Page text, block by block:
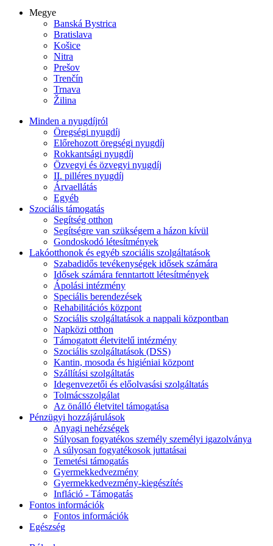
Megye
Banská Bystrica
Bratislava
Košice
Nitra
Prešov
Trenčín
Trnava
Žilina
Minden a nyugdíjról
Öregségi nyugdíj
Előrehozott öregségi nyugdíj
Rokkantsági nyugdíj
Özvegyi és özvegyi nyugdíj
II. pilléres nyugdíj
Árvaellátás
Egyéb
Szociális támogatás
Segítség otthon
Segítségre van szükségem a házon kívül
Gondoskodó létesítmények
Lakóotthonok és egyéb szociális szolgáltatások
Szabadidős tevékenységek idősek számára
Idősek számára fenntartott létesítmények
Ápolási intézmény
Speciális berendezések
Rehabilitációs központ
Szociális szolgáltatások a nappali központban
Napközi otthon
Támogatott életvitelű intézmény
Szociális szolgáltatások (DSS)
Kantin, mosoda és higiéniai központ
Szállítási szolgáltatás
Idegenvezetői és előolvasási szolgáltatás
Tolmácsszolgálat
Az önálló életvitel támogatása
Pénzügyi hozzájárulások
Anyagi nehézségek
Súlyosan fogyatékos személy személyi igazolványa
A súlyosan fogyatékosok juttatásai
Temetési támogatás
Gyermekkedvezmény
Gyermekkedvezmény-kiegészítés
Infláció - Támogatás
Fontos információk
Fontos információk
Egészség